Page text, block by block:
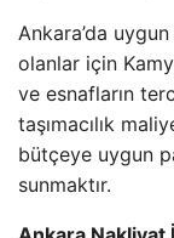
Ankara’da uygun
olanlar için
ve esnafların
taşımacılık
bütçeye uygun
sunmaktır.